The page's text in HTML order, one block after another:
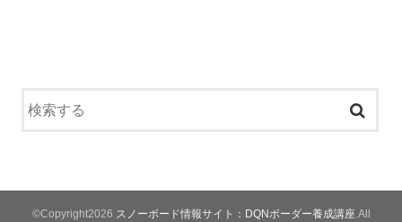
©Copyright2026 スノーボード情報サイト：DQNボーダー養成講座.All